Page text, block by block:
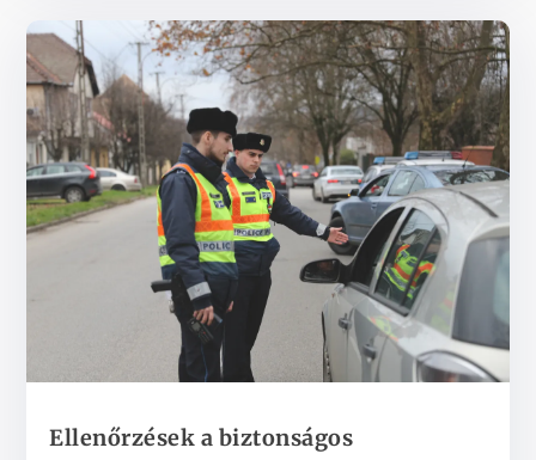
Ellenőrzések a biztonságos